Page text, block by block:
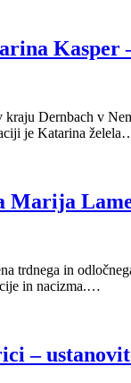
Kasper
kraju Dernbach v
je Katarina
Marija
trdnega in
in nacizma.…
–